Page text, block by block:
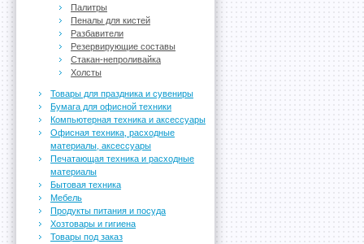
Палитры
Пеналы для кистей
Разбавители
Резервирующие составы
Стакан-непроливайка
Холсты
Товары для праздника и сувениры
Бумага для офисной техники
Компьютерная техника и аксессуары
Офисная техника, расходные
материалы, аксессуары
Печатающая техника и расходные
материалы
Бытовая техника
Мебель
Продукты питания и посуда
Хозтовары и гигиена
Товары под заказ